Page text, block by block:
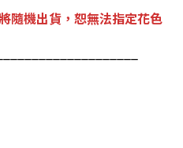
隨機出貨，恕無法指定花色